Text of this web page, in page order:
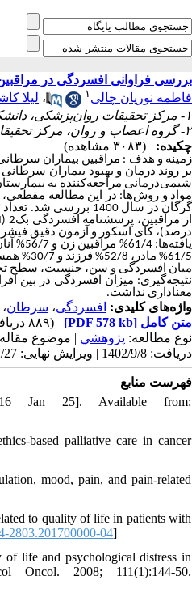
بررسی فراوانی افسردگی در
فاطمه نوریان چالی ۱ ، لیلا
۱- مرکز تحقیقات روان‌پزشکی، دانشکده پزشکی، دانشگاه علوم پزشکی گلستان، گرگان، ایران
۲- گروه اعصاب و روان، مرکز تحقیقات روان‌پزشکی، دانشگاه علوم پزشکی گلستان، گرگان، ایران ،
چکیده:
(۳۰۸۳ مشاهده)
زمینه و هدف : مراقبین بیماران
بر روند درمان و بهبود بیماران
شیمی‌درمانی مراجعه‌کننده به بیمارستان 5 آذر در سال 1400
مواد و روش‌ها: در این مطالعه مقطعی،
از مراقبین، پرسشنامه افسردگی بک2
(BDI-II)
درصد)، کای اسکور و آزمون دقیق فیشر
میان افسردگی و سن، جنسیت، سطح
نتیجه‌گیری: میزان افسردگی در بین
معناداری نداشت.
واژه‌های کلیدی: افسردگی، سرطان،
متن کامل [PDF 578 kb]
(۸۸۹ دریافت)
نوع مطالعه: پژوهشي | موضوع
دریافت: 1402/9/8 | ویرایش نهایی: 1402/12/27 | پذیرش: 1402/12/10 | انتشار: 1402/12/10 | انتشار الکترونیک: 1402/12/10
فهرست منابع
Jan 25]. Available from:
based palliative care in cancer
mood, pain, and pain‐related
to quality of life in patients with
2803.201700000-04]
life and psychological distress in
Oncol. 2008; 111(1):144-50.